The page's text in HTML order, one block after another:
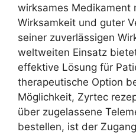
wirksames Medikament
Wirksamkeit und guter
seiner zuverlässigen
weltweiten Einsatz
effektive Lösung für
therapeutische Option
Möglichkeit, Zyrtec
über zugelassene
bestellen, ist der